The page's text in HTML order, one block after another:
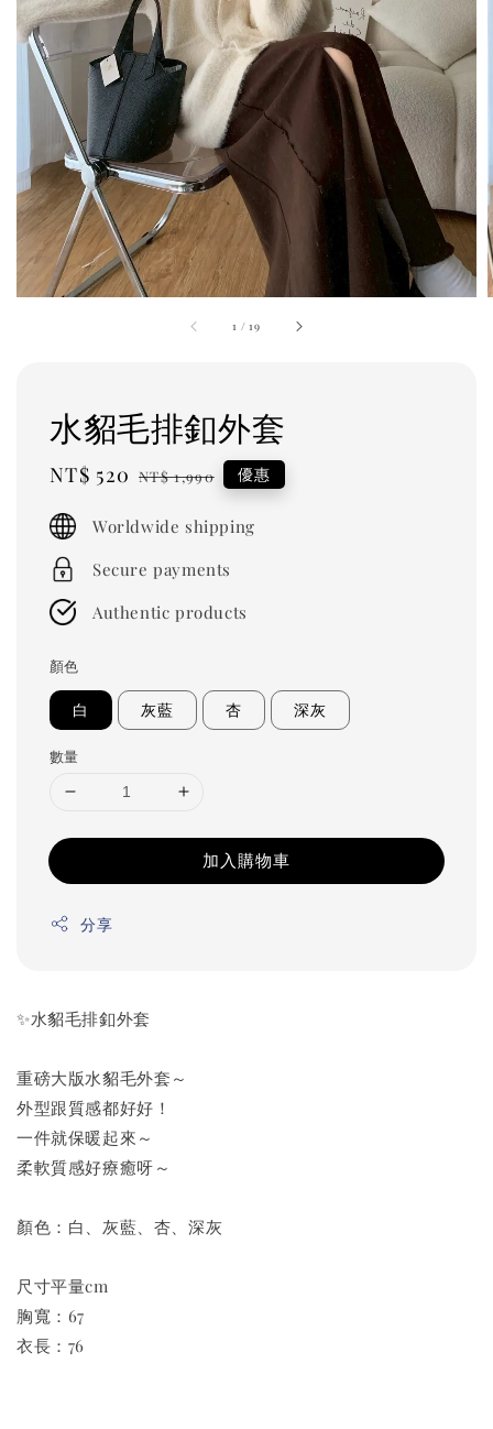
1 /19
水貂毛排釦外套
Sale
NT$ 520 Regular
NT$ 1,990 優惠
Worldwide shipping
Secure payments
Authentic products
顏色
白 灰藍 杏 深灰
數量
加入購物車
分享
✨水貂毛排釦外套
重磅大版水貂毛外套～
外型跟質感都好好！
一件就保暖起來～
柔軟質感好療癒呀～
顏色：白、灰藍、杏、深灰
尺寸平量cm
胸寬：67
衣長：76